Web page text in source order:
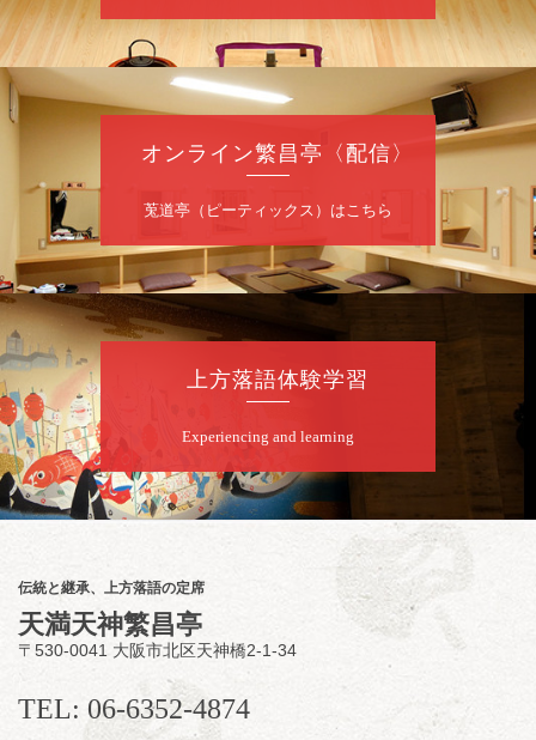
定 2F全席自由
前売2,000円 当日2,500円 25歳以下前売・
当日共1,000円
お問合せ：落語ファクトリー 0120-874-315
8月 9 日（日）
昼席：番組案内
桂二豆／露の瑞／桂きん太郎／いわみせいじ
（似顔絵）／桂三扇／桂文太～仲入～笑福亭
笑利／笑福亭仁福／幸助福助（漫才）／桂春
若
8月9日（日）
らららのらくご会④
桂雀太「まんじゅうこわい」／桂三度「青
菜」／桂三実「ミュージック野菜ステーショ
ン」／桂九ノ一「胴乱の幸助」／代走みつく
に「なんのこっちゃねんあれこれ」
開演：午後6時（5時30分開場）全席指定
前売3,000円 当日3,500円
お問合せ：らららのらくご会予約事務局
090-6976-1777 email：
lalalanorakugo@gmail.com
オンライン繁昌亭〈配信〉
莵道亭（ピーティックス）はこちら
上方落語体験学習
Experiencing and learning
伝統と継承、上方落語の定席
天満天神繁昌亭
〒530-0041 大阪市北区天神橋2-1-34
TEL: 06-6352-4874